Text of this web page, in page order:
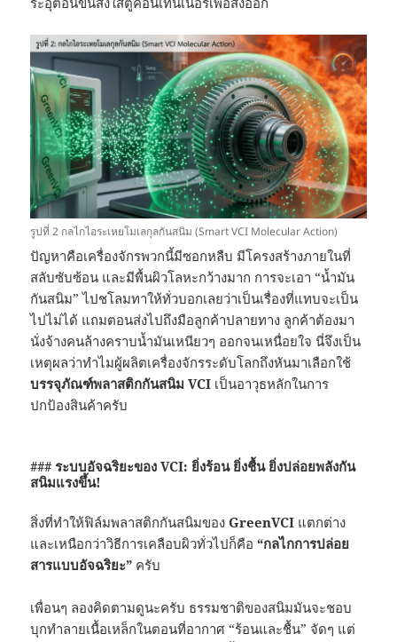
รูปที่ 2 กลไกไอระเหยโมเลกุลกันสนิม (Smart VCI Molecular Action)
ปัญหาคือเครื่องจักรพวกนี้มีซอกหลืบ มีโครงสร้างภายในที่
สลับซับซ้อน และมีพื้นผิวโลหะกว้างมาก การจะเอา “น้ำมัน
กันสนิม” ไปชโลมทาให้ทั่วบอกเลยว่าเป็นเรื่องที่แทบจะเป็น
ไปไม่ได้ แถมตอนส่งไปถึงมือลูกค้าปลายทาง ลูกค้าต้องมา
นั่งจ้างคนล้างคราบน้ำมันเหนียวๆ ออกจนเหนื่อยใจ นี่จึงเป็น
เหตุผลว่าทำไมผู้ผลิตเครื่องจักรระดับโลกถึงหันมาเลือกใช้
บรรจุภัณฑ์พลาสติกกันสนิม VCI เป็นอาวุธหลักในการ
ปกป้องสินค้าครับ
### ระบบอัจฉริยะของ VCI: ยิ่งร้อน ยิ่งชื้น ยิ่งปล่อยพลังกัน
สนิมแรงขึ้น!
สิ่งที่ทำให้ฟิล์มพลาสติกกันสนิมของGreenVCI แตกต่าง
และเหนือกว่าวิธีการเคลือบผิวทั่วไปก็คือ“กลไกการปล่อย
สารแบบอัจฉริยะ” ครับ
เพื่อนๆ ลองคิดตามดูนะครับ ธรรมชาติของสนิมมันจะชอบ
บุกทำลายเนื้อเหล็กในตอนที่อากาศ “ร้อนและชื้น” จัดๆ แต่